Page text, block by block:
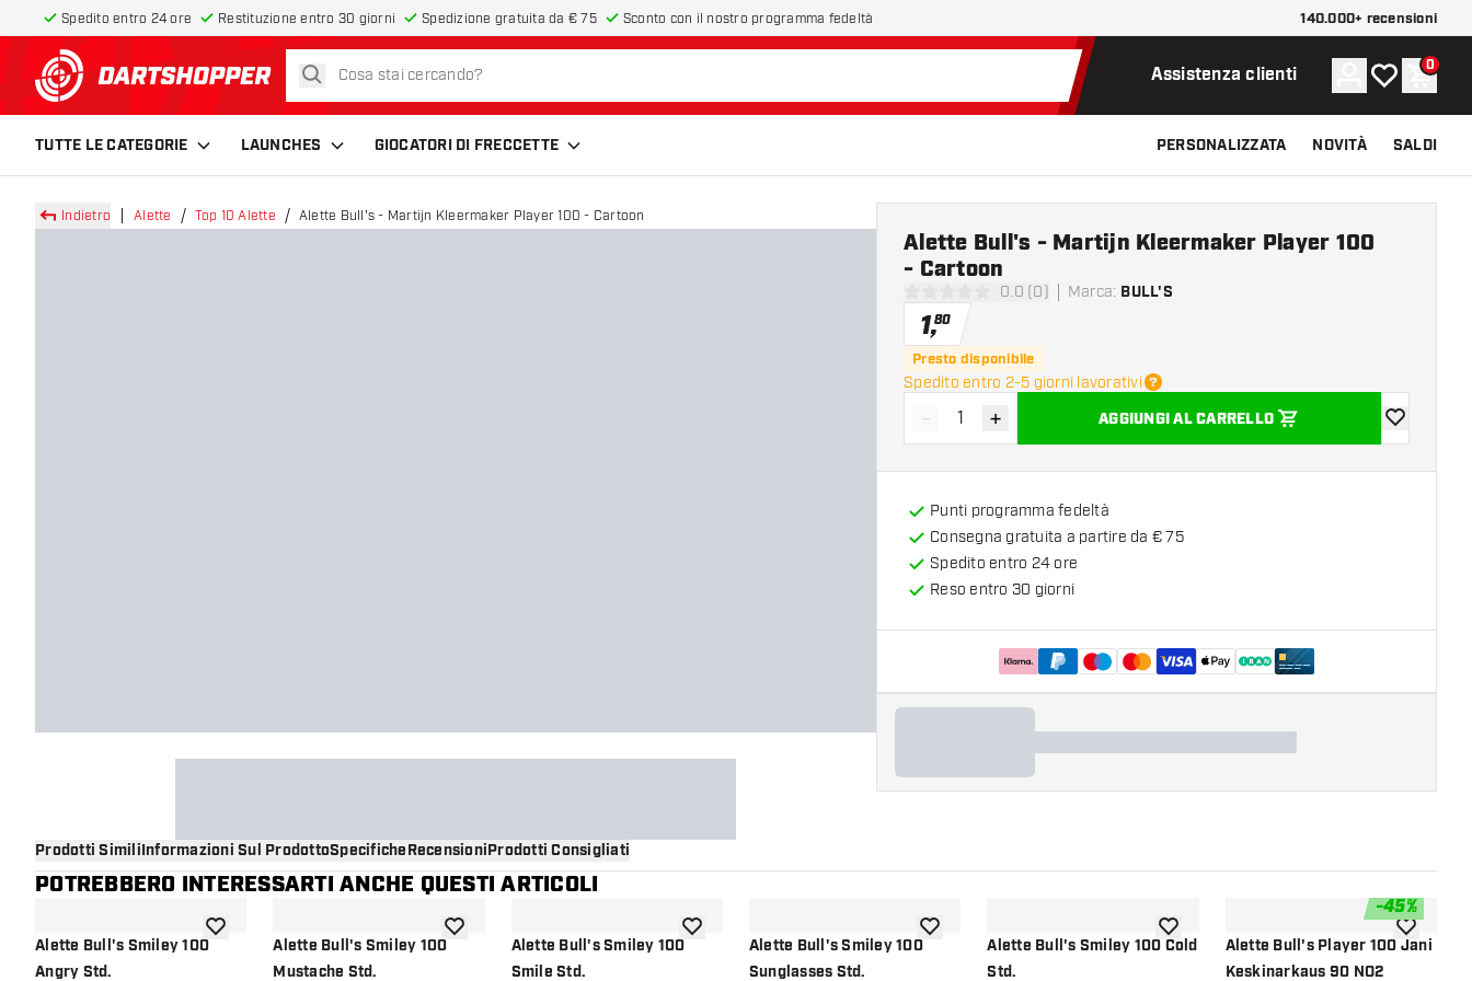
Spedito entro 24 ore Restituzione entro 30 giorni Spedizione gratuita da € 75 Sconto con il nostro programma fedeltà 140.000+ recensioni
torna alla home page
cerca Assistenza clienti Account
La mia lista
0
TUTTE LE CATEGORIE LAUNCHES GIOCATORI DI FRECCETTE PERSONALIZZATA NOVITÀ SALDI
Indietro Alette Top 10 Alette Alette Bull's - Martijn Kleermaker Player 100 - Cartoon
0 stelle di valutazione
0.0 (0) Marca: BULL'S
Alette Bull's - Martijn Kleermaker Player 100
- Cartoon
1,80
Presto disponibile
Spedito entro 2-5 giorni lavorativi
Diminuisci quantità
- Aumenta quantità
+ AGGIUNGI AL CARRELLO
aggiungi
Punti programma fedeltà
Consegna gratuita a partire da € 75
Spedito entro 24 ore
Reso entro 30 giorni
Prodotti SimiliInformazioni Sul ProdottoSpecificheRecensioniProdotti Consigliati
POTREBBERO INTERESSARTI ANCHE QUESTI ARTICOLI
Alette Bull's Smiley 100
Angry Std.
aggiungi alla lista dei desideri
Alette Bull's Smiley 100
Mustache Std.
aggiungi alla lista dei desideri
Alette Bull's Smiley 100
Smile Std.
aggiungi alla lista dei desideri
Alette Bull's Smiley 100
Sunglasses Std.
aggiungi alla lista dei desideri
Alette Bull's Smiley 100 Cold
Std.
aggiungi alla lista dei desideri
-45%
Alette Bull's Player 100 Jani
Keskinarkaus 90 NO2
aggiungi